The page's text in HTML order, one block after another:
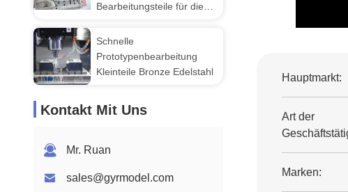
Bearbeitungsteile für die
Schnelle
Prototypenbearbeitung
Kleinteile Bronze Edelstahl
Kontakt Mit Uns
Mr. Ruan
sales@gyrmodel.com
Hauptmarkt:
Art der
Marken: